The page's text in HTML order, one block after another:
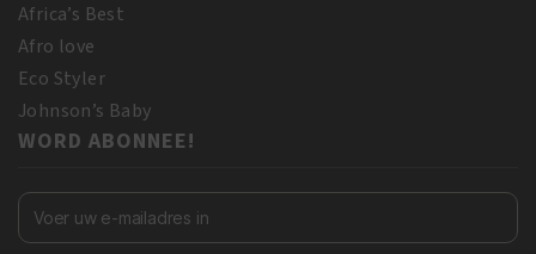
Africa’s Best
Afro love
Eco Styler
Johnson’s Baby
WORD ABONNEE!